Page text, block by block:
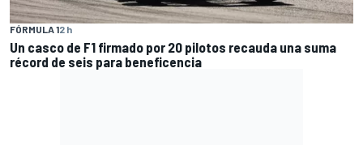
FÓRMULA 12 h
Un casco de F1 firmado por 20 pilotos recauda una suma
récord de seis para beneficencia